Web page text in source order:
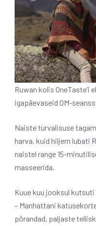
Ruwan kolis OneTaste’i
igapäevaseid OM-
Naiste turvalisuse
harva, kuid hiljem lubati
naistel range 15-
masseerida.
Kuue kuu jooksul kutsuti
– Manhattani
põrandad, paljaste